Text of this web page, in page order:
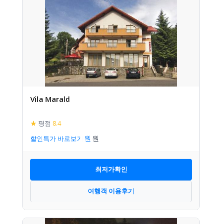
Vila Marald
★ 평점 8.4
할인특가 바로보기
최저가확인
여행객 이용후기